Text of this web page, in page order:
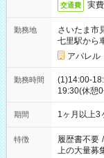
交通費 実
勤務地
さいたま市
七里駅から
アパレル
勤務時間
(1)14:00-
19:30(休憩
ます
期間 1ヶ月以上3
特徴 履歴書不要 /
上の大量募